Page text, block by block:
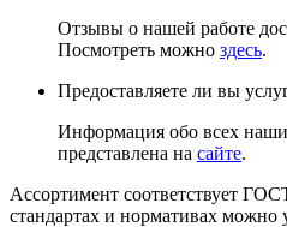
Отзывы о нашей работе
Посмотреть можно здесь.
Предоставляете ли вы
Информация обо всех
представлена на сайте.
Ассортимент соответствует
стандартах и нормативах можно